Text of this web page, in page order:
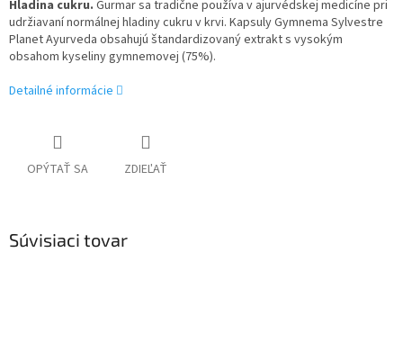
Hladina cukru. Gurmar sa tradične používa v ajurvédskej medicíne pri
udržiavaní normálnej hladiny cukru v krvi. Kapsuly Gymnema Sylvestre
Planet Ayurveda obsahujú štandardizovaný extrakt s vysokým
obsahom kyseliny gymnemovej (75%).
Detailné informácie
OPÝTAŤ SA ZDIEĽAŤ
Súvisiaci tovar